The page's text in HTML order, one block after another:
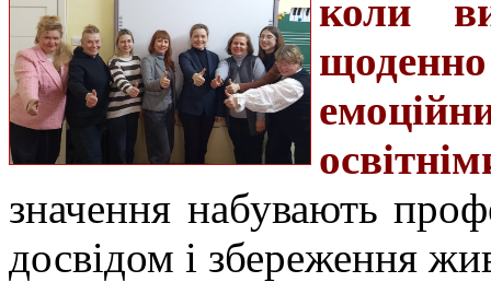
коли
значення набувають
досвідом і збереження